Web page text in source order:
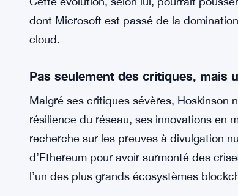
divulgation nulle de connaissance (zero-
grande partie des calculs pourrait à
succinctes vérifiées sur la chaîne.
« Pourquoi dépenser des milliards de
partagé et répliqué », a-t-il demandé, «